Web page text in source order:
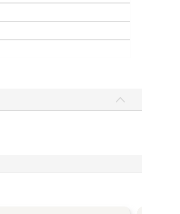
詩，如果了解就收錄，否則再修改。
改，人家白居易是「老嫗能解」，我
家不要跳過啊！
輕心，特地查了原始古文及論文，增
疏漏的地方，再請不吝指教。
體更生動，如果讀者能開心看完這本
不安的戰國時代，找工作更是不容易